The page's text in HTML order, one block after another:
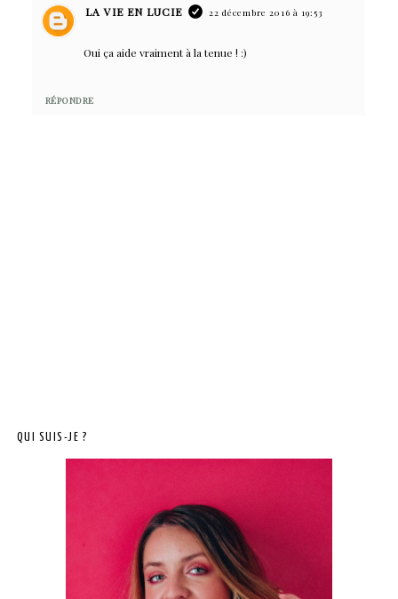
LA VIE EN LUCIE 22 décembre 2016 à 19:53
Oui ça aide vraiment à la tenue ! :)
RÉPONDRE
QUI SUIS-JE ?